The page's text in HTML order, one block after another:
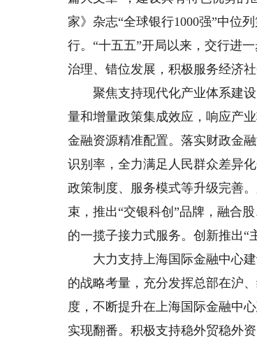
家》杂志“全球银行1000强”中位
行。“十五五”开局以来，交行进
治理、错位发展，积极服务经济社
聚焦支持现代化产业体系建设
量和增量政策集成效应，响应产
金融资源精准配置。落实财政金
识别率，全力满足人民群众差异
政策制度、服务模式等升级完善
束，推出“交银科创”品牌，融合
的一揽子接力式服务。创新推出“
大力支持上海国际金融中心建
的战略考量，充分发挥总部在沪
度，不断提升在上海国际金融中
实现翻番。积极支持稳外贸稳外